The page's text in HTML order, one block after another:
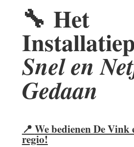
🔧 Het
Snel en
Gedaan
📍 We bedienen De Vink
regio!